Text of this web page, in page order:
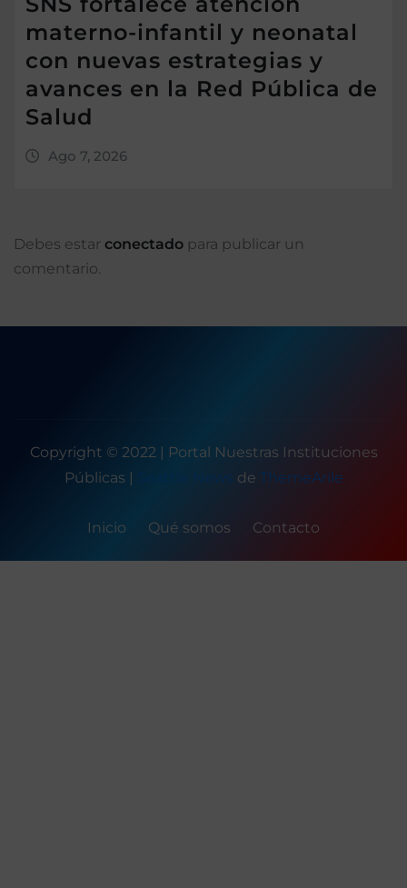
materno-infantil y neonatal
con nuevas estrategias y
avances en la Red Pública de
Salud
Ago 7, 2026
Debes estar conectado para publicar un
comentario.
Copyright © 2022 | Portal Nuestras Instituciones
Públicas
Seattle News de ThemeArile
Inicio Qué somos Contacto